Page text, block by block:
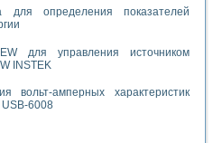
для определения показателей
для управления источником
INSTEK
вольт-амперных характеристик
6008